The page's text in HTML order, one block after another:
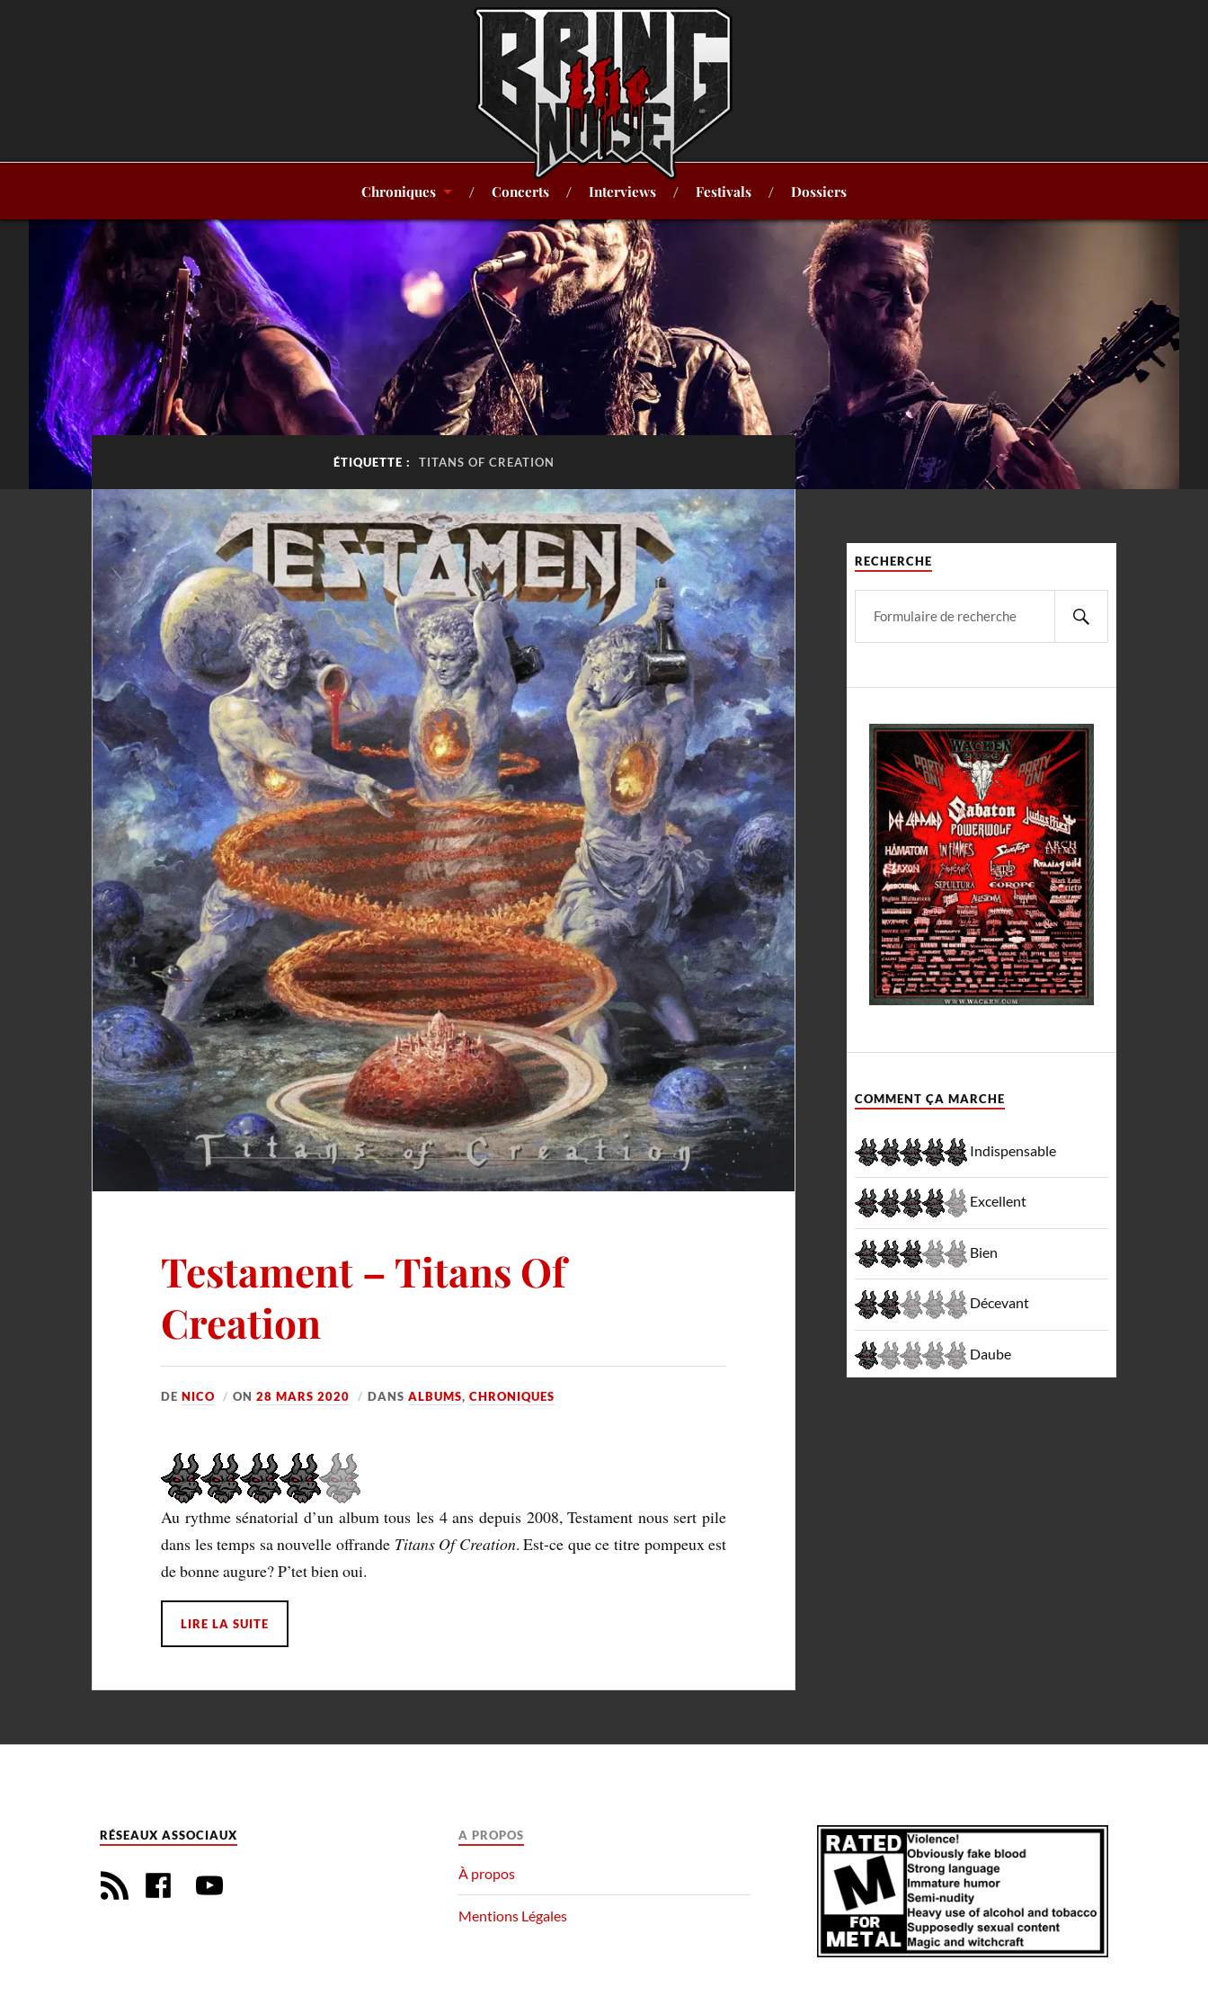
Chroniques Concerts Interviews Festivals Dossiers
ÉTIQUETTE : TITANS OF CREATION
Testament – Titans Of
Creation
DENICO ON28 MARS 2020 DANSALBUMS,CHRONIQUES
Au rythme sénatorial d’un album tous les 4 ans depuis 2008, Testament nous sert pile
dans les temps sa nouvelle offrande Titans Of Creation. Est-ce que ce titre pompeux est
de bonne augure? P’tet bien oui.
LIRE LA SUITE
RECHERCHE
COMMENT ÇA MARCHE
Indispensable
Excellent
Bien
Décevant
Daube
RÉSEAUX ASSOCIAUX A PROPOS
À propos
Mentions Légales